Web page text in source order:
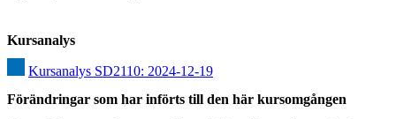
Kursanalys
Kursanalys SD2110: 2024-12-19
Förändringar som har införts till den här kursomgången